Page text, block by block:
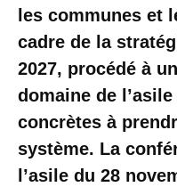
les communes et
cadre de la
2027, procédé à
domaine de
concrètes à
système. La
l’asile du 28